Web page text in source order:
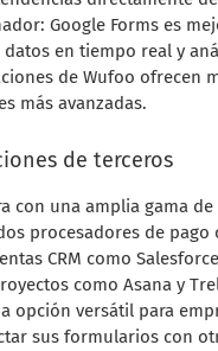
Google Forms es
en tiempo real y
de Wufoo ofrecen
más avanzadas.
de terceros
con una amplia gama
procesadores de pago
CRM como
como Asana y
opción versátil para
sus formularios con